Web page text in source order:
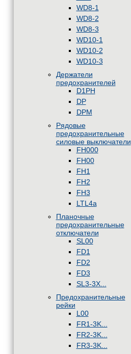
WD8-1
WD8-2
WD8-3
WD10-1
WD10-2
WD10-3
Держатели
предохранителей
D1PH
DP
DPM
Рядовые
предохранительные
силовые выключатели
FH000
FH00
FH1
FH2
FH3
LTL4a
Планочные
предохранительные
отключатели
SL00
FD1
FD2
FD3
SL3-3X...
Предохранительные
рейки
L00
FR1-3K...
FR2-3K...
FR3-3K...